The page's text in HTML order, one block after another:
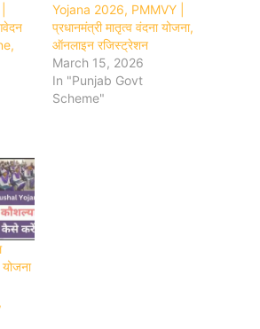
Yojana 2026, PMMVY |
प्रधानमंत्री मातृत्व वंदना योजना,
ऑनलाइन रजिस्ट्रेशन
March 15, 2026
In "Punjab Govt
Scheme"
योजना